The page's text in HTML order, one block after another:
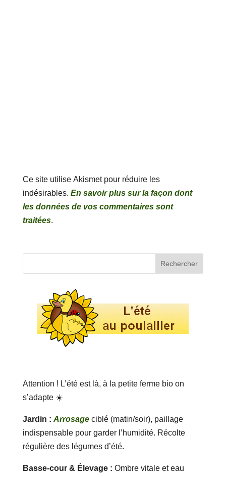
Ce site utilise Akismet pour réduire les
indésirables. En savoir plus sur la façon dont
les données de vos commentaires sont
traitées.
Attention ! L’été est là, à la petite ferme bio on
s’adapte ☀️
Jardin : Arrosageciblé (matin/soir), paillage
indispensable pour garder l’humidité. Récolte
régulière des légumes d’été.
Basse-cour & Élevage : Ombre vitale et eau